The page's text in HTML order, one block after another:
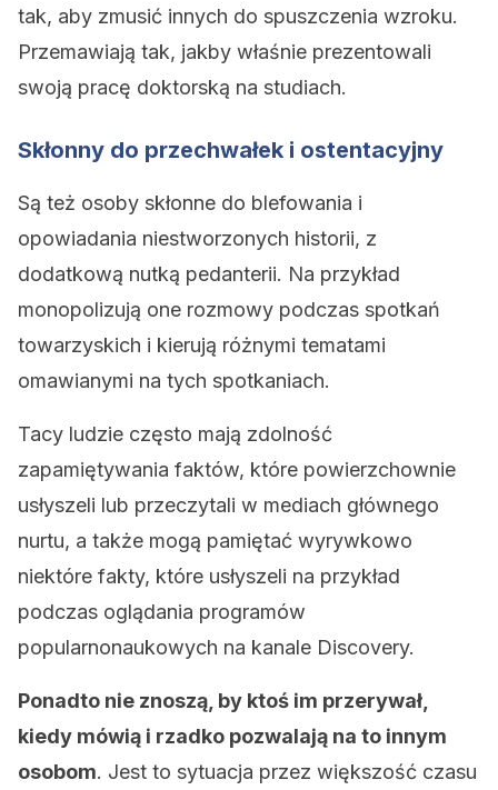
tak, aby zmusić innych do spuszczenia wzroku.
Przemawiają tak, jakby właśnie prezentowali
swoją pracę doktorską na studiach.
Skłonny do przechwałek i ostentacyjny
Są też osoby skłonne do blefowania i
opowiadania niestworzonych historii, z
dodatkową nutką pedanterii. Na przykład
monopolizują one rozmowy podczas spotkań
towarzyskich i kierują różnymi tematami
omawianymi na tych spotkaniach.
Tacy ludzie często mają zdolność
zapamiętywania faktów, które powierzchownie
usłyszeli lub przeczytali w mediach głównego
nurtu, a także mogą pamiętać wyrywkowo
niektóre fakty, które usłyszeli na przykład
podczas oglądania programów
popularnonaukowych na kanale Discovery.
Ponadto nie znoszą, by ktoś im przerywał,
kiedy mówią i rzadko pozwalają na to innym
osobom. Jest to sytuacja przez większość czasu